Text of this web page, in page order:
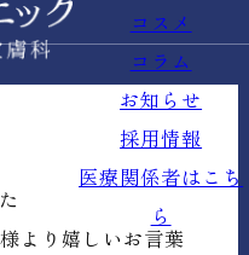
コスメ
コラム
お知らせ
採用情報
医療関係者はこち
ら
より嬉しいお言葉